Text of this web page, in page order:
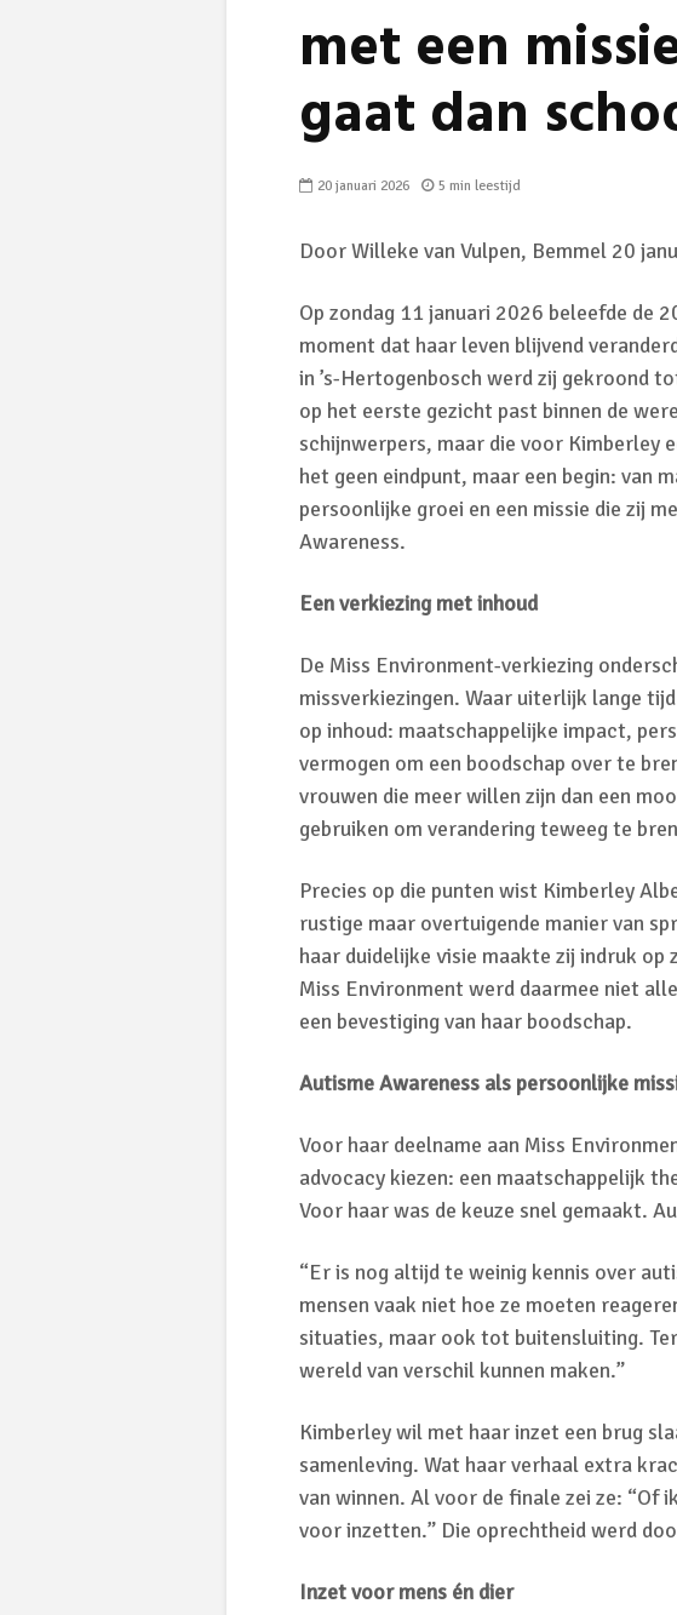
met een
gaat dan
20 januari 2026 5 min leestijd
Door Willeke van Vulpen, Bemmel 20
Op zondag 11 januari 2026 beleefde de
moment dat haar leven blijvend
in ’s-Hertogenbosch werd zij gekroond
op het eerste gezicht past binnen de
schijnwerpers, maar die voor Kimberley
het geen eindpunt, maar een begin: van
persoonlijke groei en een missie die zij
Awareness.
Een verkiezing met inhoud
De Miss Environment-verkiezing
missverkiezingen. Waar uiterlijk lange
op inhoud: maatschappelijke impact,
vermogen om een boodschap over te
vrouwen die meer willen zijn dan een
gebruiken om verandering teweeg te
Precies op die punten wist Kimberley
rustige maar overtuigende manier van
haar duidelijke visie maakte zij indruk
Miss Environment werd daarmee niet
een bevestiging van haar boodschap.
Autisme Awareness als persoonlijke
Voor haar deelname aan Miss
advocacy kiezen: een maatschappelijk
Voor haar was de keuze snel gemaakt.
“Er is nog altijd te weinig kennis over
mensen vaak niet hoe ze moeten
situaties, maar ook tot buitensluiting.
wereld van verschil kunnen maken.”
Kimberley wil met haar inzet een brug
samenleving. Wat haar verhaal extra
van winnen. Al voor de finale zei ze: “Of
voor inzetten.” Die oprechtheid werd
Inzet voor mens én dier